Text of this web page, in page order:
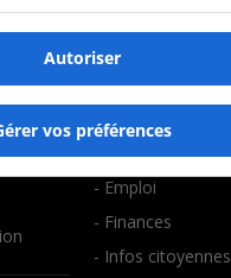
BALADOS
- Affaires
- Art de vivre
- Bien-être
- Emploi
- Finances
- Infos citoyennes
Autoriser
vos préférences